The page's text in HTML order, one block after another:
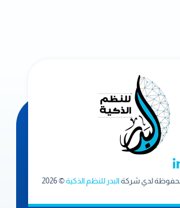
لدي شركة البدر للنظم الذكية© 2026